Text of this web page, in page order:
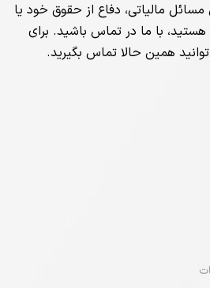
مالیاتی، دفاع از حقوق خود یا
هستید، با ما در تماس باشید. برای
همین حالا تماس بگیرید.